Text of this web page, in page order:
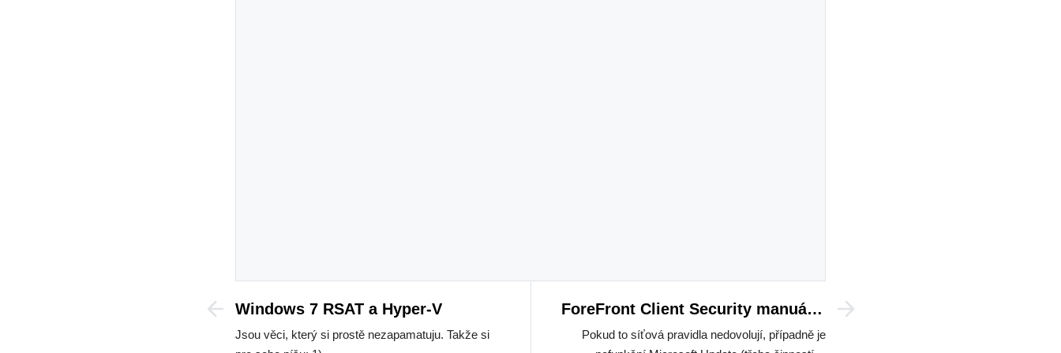
Windows 7 RSAT a Hyper-V
Jsou věci, který si prostě nezapamatuju. Takže si
ForeFront Client Security manuální
stažení definic
Pokud to síťová pravidla nedovolují, případně je